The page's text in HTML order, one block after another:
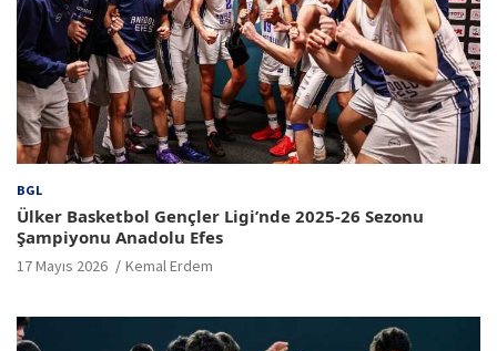
BGL
Ülker Basketbol Gençler Ligi’nde 2025-26 Sezonu
Şampiyonu Anadolu Efes
17 Mayıs 2026 Kemal Erdem